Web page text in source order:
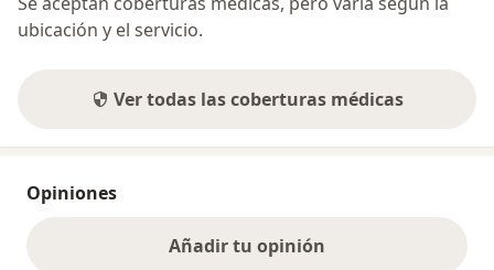
ubicación y el servicio.
Ver todas las coberturas médicas
Opiniones
Añadir tu opinión